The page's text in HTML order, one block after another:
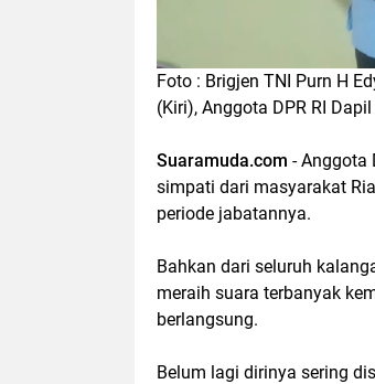
Foto : Brigjen TNI Purn H
(Kiri), Anggota DPR RI
Suaramuda.com - Anggota
simpati dari masyarakat
periode jabatannya.
Bahkan dari seluruh
meraih suara terbanyak
berlangsung.
Belum lagi dirinya sering